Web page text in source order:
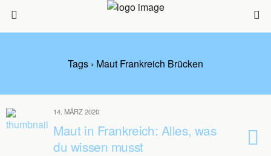
Tags › Maut Frankreich Brücken
14. MÄRZ 2020
Maut in Frankreich: Alles, was
du wissen musst